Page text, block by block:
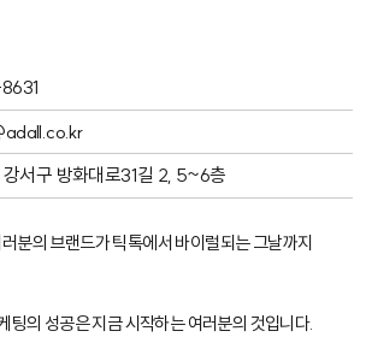
강서구 방화대로31길 2, 5~6층
분의 브랜드가 틱톡에서 바이럴되는 그날까지
의 성공은 지금 시작하는 여러분의 것입니다.